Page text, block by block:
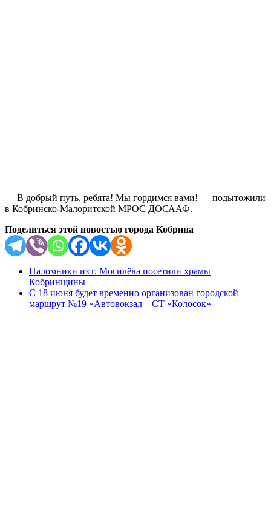
— В добрый путь, ребята! Мы гордимся вами! — подытожили
в Кобринско-Малоритской МРОС ДОСААФ.
Поделиться этой новостью города Кобрина
Паломники из г. Могилёва посетили храмы
Кобринщины
С 18 июня будет временно организован городской
маршрут №19 «Автовокзал – СТ «Колосок»